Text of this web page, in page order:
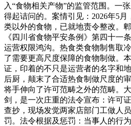
入“食物相关产物”的监管范围。一
得起诘问的。案情引见：2026年5
类以外的食物，已就地责令整改。
《四川省食物平安条例》第四十一
运营权限鸿沟。热食类食物制售取
了需要更高尺度保障的食物制做。
证，印着的不只是运营者的名字和
后厨，颠末了合适热食制做尺度的
将手伸向了许可范畴之外的范畴。
剑，是一次庄重的法令宣布：许可
查抄，现场发觉两家店部门工做人
罚。法令根据及惩罚：当事人的行